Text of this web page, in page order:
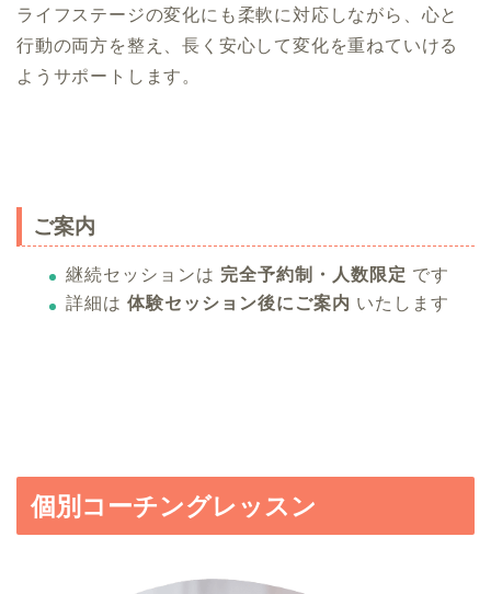
ライフステージの変化にも柔軟に対応しながら、心と
行動の両方を整え、長く安心して変化を重ねていける
ようサポートします。
ご案内
継続セッションは 完全予約制・人数限定 です
詳細は 体験セッション後にご案内 いたします
個別コーチングレッスン